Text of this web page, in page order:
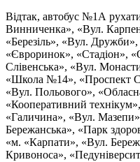
Відтак, автобус №1А
Винниченка», «Вул.
«Березіль», «Вул.
«Євроринок», «Стадіон»,
Слівенська», «Вул.
«Школа №14», «Проспект
«Вул. Польового»,
«Кооперативний
«Галичина», «Вул.
Бережанська», «Парк
«м. «Карпати», «Вул.
Кривоноса»,